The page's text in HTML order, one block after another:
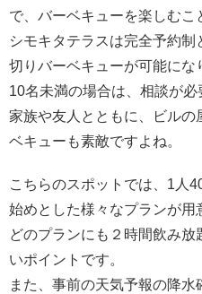
で、バーベキューを楽しむこ
シモキタテラスは完全予約
切りバーベキューが可能にな
10名未満の場合は、相談が必
家族や友人とともに、ビル
ベキューも素敵ですよね。
こちらのスポットでは、1人
始めとした様々なプランが用
どのプランにも２時間飲み
いポイントです。
また、事前の天気予報の降